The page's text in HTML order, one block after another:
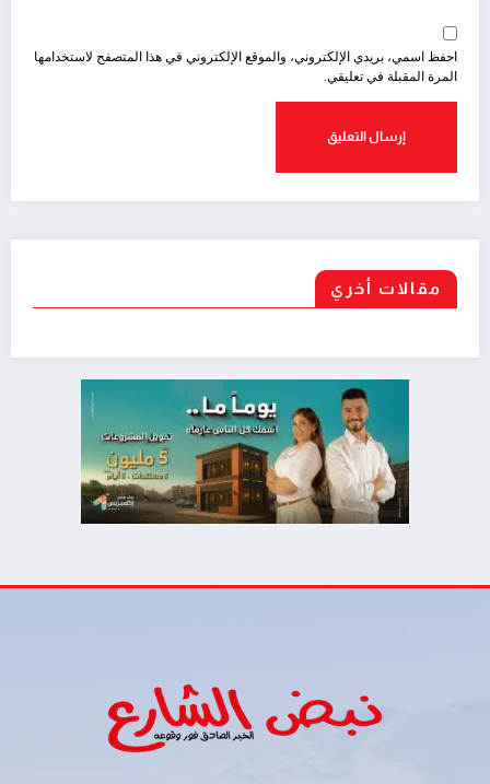
احفظ اسمي، بريدي الإلكتروني، والموقع الإلكتروني في هذا المتصفح لاستخدامها
المرة المقبلة في تعليقي.
مقالات أخري